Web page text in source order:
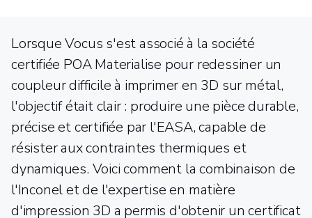
Lorsque Vocus s'est associé à la société
certifiée POA Materialise pour redessiner un
coupleur difficile à imprimer en 3D sur métal,
l'objectif était clair : produire une pièce durable,
précise et certifiée par l'EASA, capable de
résister aux contraintes thermiques et
dynamiques. Voici comment la combinaison de
l'Inconel et de l'expertise en matière
d'impression 3D a permis d'obtenir un certificat